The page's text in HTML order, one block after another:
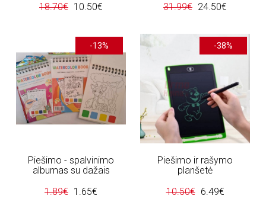
18.70€ 10.50€
31.99€ 24.50€
-13%
Piešimo - spalvinimo
albumas su dažais
1.89€ 1.65€
-38%
Piešimo ir rašymo
planšetė
10.50€ 6.49€